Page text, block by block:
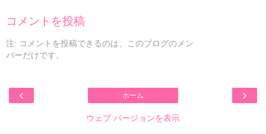
コメントを投稿
注: コメントを投稿できるのは、このブログのメン
バーだけです。
‹ ›
ホーム
ウェブ バージョンを表示